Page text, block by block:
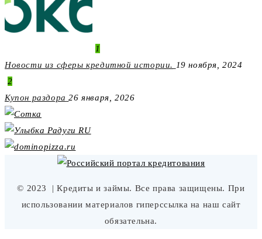
1
Новости из сферы кредитной истории. 19 ноября, 2024
2
Купон раздора 26 января, 2026
© 2023
| Кредиты и займы. Все права защищены. При
использовании материалов гиперссылка на наш сайт
обязательна.